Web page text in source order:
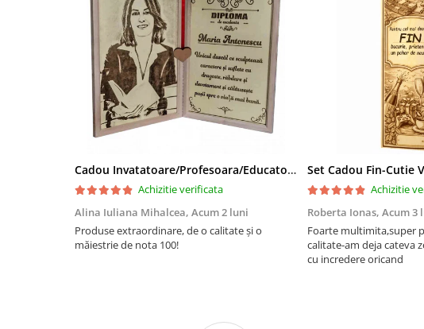
Cadou Invatatoare/Profesoara/Educatoare "Catalogul Amintirilor"
Achizitie verificata
Alina Iuliana Mihalcea, Acum 2 luni
Produse extraordinare, de o calitate și o
măiestrie de nota 100!
Achizitie
Roberta Ionas, Acum 3
Foarte multimita,super
calitate-am deja cateva
cu incredere oricand